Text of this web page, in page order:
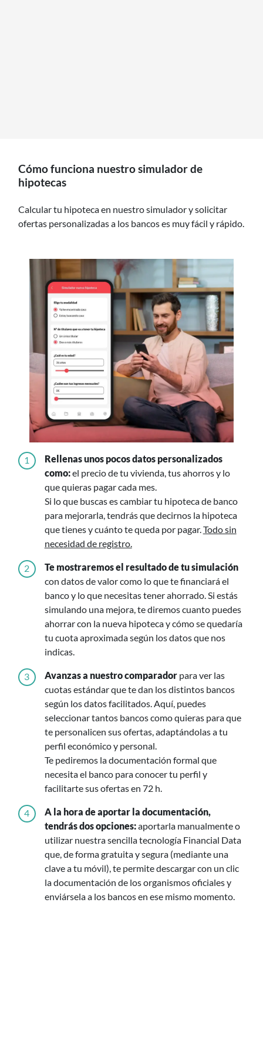
Cómo funciona nuestro simulador de
hipotecas
Calcular tu hipoteca en nuestro simulador y solicitar
ofertas personalizadas a los bancos es muy fácil y rápido.
1
Rellenas unos pocos datos personalizados
como:el precio de tu vivienda, tus ahorros y lo
que quieras pagar cada mes.
Si lo que buscas es cambiar tu hipoteca de banco
para mejorarla, tendrás que decirnos la hipoteca
que tienes y cuánto te queda por pagar.Todo sin
necesidad de registro.
2
Te mostraremos el resultado de tu simulación
con datos de valor como lo que te financiará el
banco y lo que necesitas tener ahorrado. Si estás
simulando una mejora, te diremos cuanto puedes
ahorrar con la nueva hipoteca y cómo se quedaría
tu cuota aproximada según los datos que nos
indicas.
3 Avanzas a nuestro comparadorpara ver las
cuotas estándar que te dan los distintos bancos
según los datos facilitados. Aquí, puedes
seleccionar tantos bancos como quieras para que
te personalicen sus ofertas, adaptándolas a tu
perfil económico y personal.
Te pediremos la documentación formal que
necesita el banco para conocer tu perfil y
facilitarte sus ofertas en 72 h.
4
A la hora de aportar la documentación,
tendrás dos opciones:aportarla manualmente o
utilizar nuestra sencilla tecnología Financial Data
que, de forma gratuita y segura (mediante una
clave a tu móvil), te permite descargar con un clic
la documentación de los organismos oficiales y
enviársela a los bancos en ese mismo momento.